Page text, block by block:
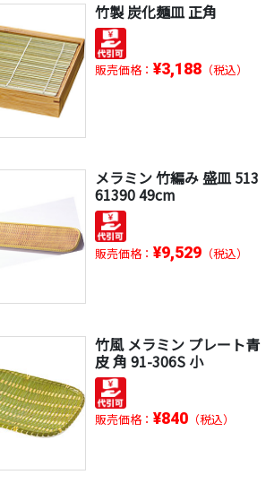
竹製 炭化麺皿 正角
販売価格： ¥3,188 （税込）
メラミン 竹編み 盛皿 513
61390 49cm
販売価格： ¥9,529 （税込）
竹風 メラミン プレート青
皮 角 91-306S 小
販売価格： ¥840 （税込）